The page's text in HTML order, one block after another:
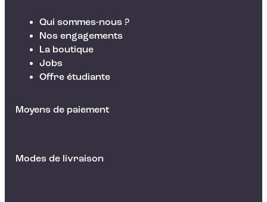
Qui sommes-nous ?
Nos engagements
La boutique
Jobs
Offre étudiante
Moyens de paiement
Modes de livraison